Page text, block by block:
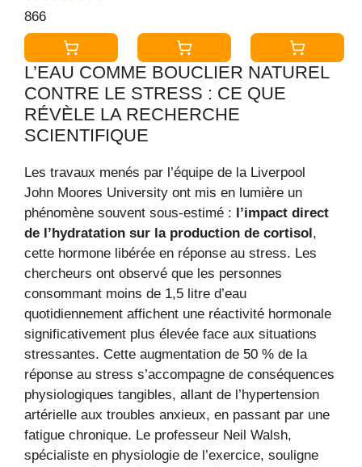
Fleurs de
Tilleul, 15
Sachets
thermosoudés
et sans agrafe,
21.6 g, 310816
866
d'Origine 100%
Naturelle, 20
Sachets
Pyramid
Relaxation,
Détente - 15
Sachets
L’EAU COMME BOUCLIER NATUREL
CONTRE LE STRESS : CE QUE
RÉVÈLE LA RECHERCHE
SCIENTIFIQUE
Les travaux menés par l’équipe de la Liverpool
John Moores University ont mis en lumière un
phénomène souvent sous-estimé :
l’impact direct
de l’hydratation sur la production de cortisol ,
cette hormone libérée en réponse au stress. Les
chercheurs ont observé que les personnes
consommant moins de 1,5 litre d’eau
quotidiennement affichent une réactivité hormonale
significativement plus élevée face aux situations
stressantes. Cette augmentation de 50 % de la
réponse au stress s’accompagne de conséquences
physiologiques tangibles, allant de l’hypertension
artérielle aux troubles anxieux, en passant par une
fatigue chronique. Le professeur Neil Walsh,
spécialiste en physiologie de l’exercice, souligne